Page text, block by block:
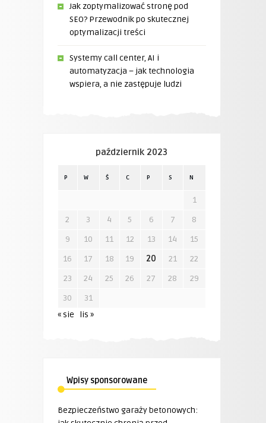
Jak zoptymalizować stronę pod
SEO? Przewodnik po skutecznej
optymalizacji treści
Systemy call center, AI i
automatyzacja – jak technologia
wspiera, a nie zastępuje ludzi
październik 2023
P W Ś C P S N
1
2
3 4 5 6 7
8
9
10 11 12 13 14
15
16
17 18 19 20 21
22
23
24 25 26 27 28
29
30
31
« sie
lis »
Wpisy sponsorowane
Bezpieczeństwo garaży betonowych: